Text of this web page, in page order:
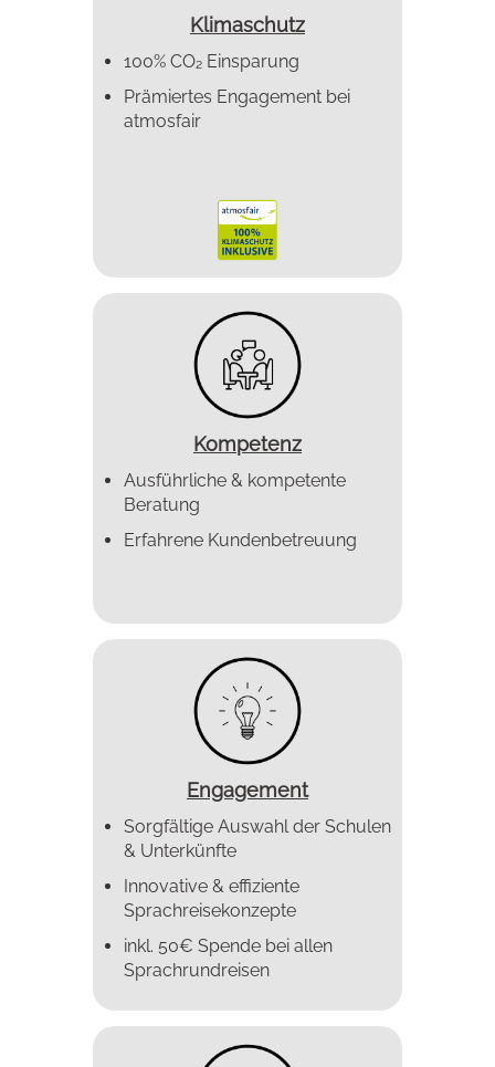
Klimaschutz
100% CO₂ Einsparung
Prämiertes Enga­gement bei
atmosfair
Kompetenz
Ausführliche & kompetente
Beratung
Erfahrene Kundenbetreuung
Engagement
Sorgfältige Auswahl der Schulen
& Unterkünfte
Innovative & effiziente
Sprachreise­konzepte
inkl. 50€ Spende bei allen
Sprachrundreisen